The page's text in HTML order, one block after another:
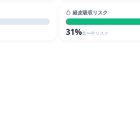
経皮吸収リスク
31%低〜中リスク